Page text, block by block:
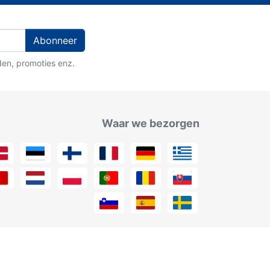
Abonneer
promoties enz.
Waar we bezorgen